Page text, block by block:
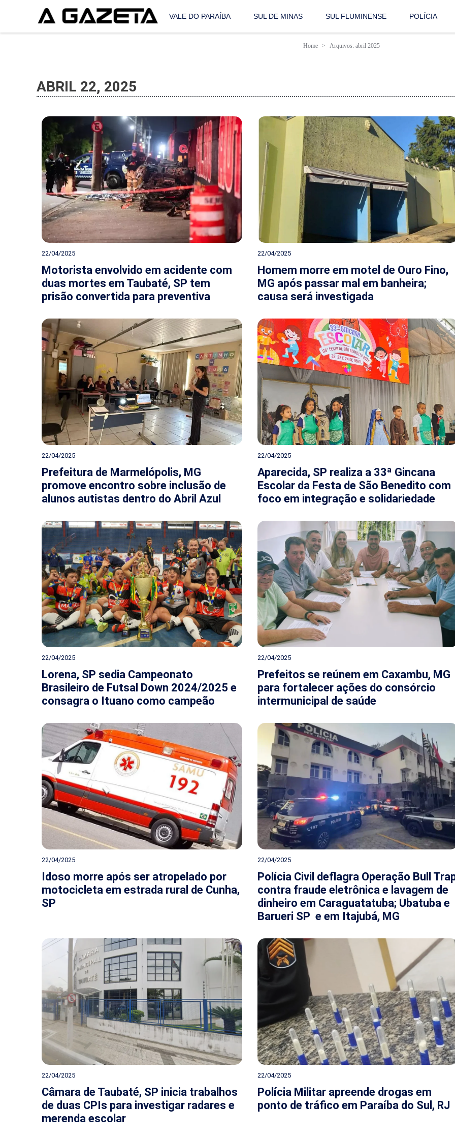
VALE DO PARAÍBA SUL DE MINAS SUL FLUMINENSE POLÍCIA
Home Arquivos: abril 2025
ABRIL 22, 2025
22/04/2025
Motorista envolvido em acidente com
duas mortes em Taubaté, SP tem
prisão convertida para preventiva
22/04/2025
Homem morre em motel de Ouro Fino,
MG após passar mal em banheira;
causa será investigada
22/04/2025
Prefeitura de Marmelópolis, MG
promove encontro sobre inclusão de
alunos autistas dentro do Abril Azul
22/04/2025
Aparecida, SP realiza a 33ª Gincana
Escolar da Festa de São Benedito com
foco em integração e solidariedade
22/04/2025
Lorena, SP sedia Campeonato
Brasileiro de Futsal Down 2024/2025 e
consagra o Ituano como campeão
22/04/2025
Prefeitos se reúnem em Caxambu, MG
para fortalecer ações do consórcio
intermunicipal de saúde
22/04/2025
Idoso morre após ser atropelado por
motocicleta em estrada rural de Cunha,
SP
22/04/2025
Polícia Civil deflagra Operação Bull
contra fraude eletrônica e lavagem de
dinheiro em Caraguatatuba; Ubatuba e
Barueri SP e em Itajubá, MG
22/04/2025
Câmara de Taubaté, SP inicia trabalhos
de duas CPIs para investigar radares e
merenda escolar
22/04/2025
Polícia Militar apreende drogas em
ponto de tráfico em Paraíba do Sul, RJ